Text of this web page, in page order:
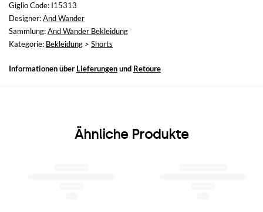
Größe und Passform
Normale Passform
Giglio Code: I15313
Designer:And Wander
Sammlung:And Wander Bekleidung
Kategorie: Bekleidung > Shorts
Informationen über Lieferungenund Retoure
Ähnliche Produkte